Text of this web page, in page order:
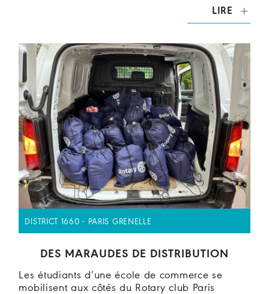
LIRE
DISTRICT 1660 - PARIS GRENELLE
DES MARAUDES DE DISTRIBUTION
Les étudiants d’une école de commerce se
mobilisent aux côtés du Rotary club Paris